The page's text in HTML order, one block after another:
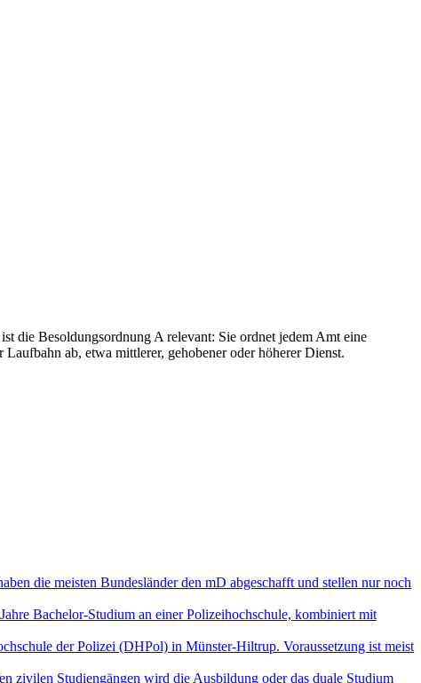
die Besoldungsordnung A relevant: Sie ordnet jedem Amt eine
ab, etwa mittlerer, gehobener oder höherer Dienst.
die meisten Bundesländer den mD abgeschafft und stellen nur noch
Bachelor-Studium an einer Polizeihochschule, kombiniert mit
der Polizei (DHPol) in Münster-Hiltrup. Voraussetzung ist meist
zivilen Studiengängen wird die Ausbildung oder das duale Studium